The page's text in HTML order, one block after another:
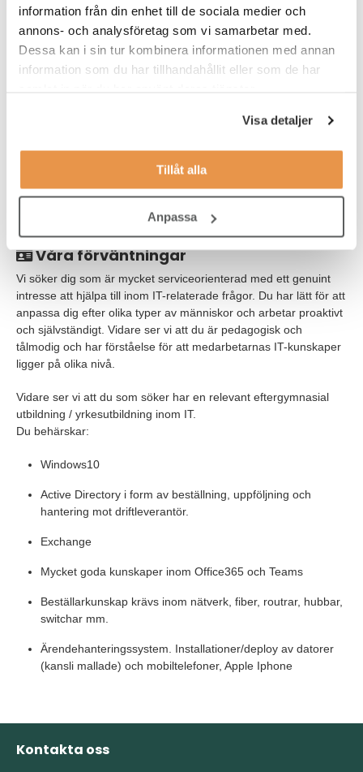
information från din enhet till de sociala medier och
annons- och analysföretag som vi samarbetar med.
Dessa kan i sin tur kombinera informationen med annan
information som du har tillhandahållit eller som de har
Visa detaljer
Tillåt alla
Anpassa
kompetenser då vi söker en konsult som brinner för service och
det personliga mötet.
Värt att veta
sammansvetsat och glatt team där det finns kompetenta
utveckla verktygen och IT-processerna löpande. Målet är att
uppmuntra medarbetarna till självhjälp genom att vara
förutseende, ta fram manualer och utbilda internt.
Våra förväntningar
Vi söker dig som är mycket serviceorienterad med ett genuint
intresse att hjälpa till inom IT-relaterade frågor. Du har lätt för att
anpassa dig efter olika typer av människor och arbetar proaktivt
och självständigt. Vidare ser vi att du är pedagogisk och
tålmodig och har förståelse för att medarbetarnas IT-kunskaper
ligger på olika nivå.
Vidare ser vi att du som söker har en relevant eftergymnasial
utbildning / yrkesutbildning inom IT.
Du behärskar:
Windows10
Active Directory i form av beställning, uppföljning och
hantering mot driftleverantör.
Exchange
Mycket goda kunskaper inom Office365 och Teams
Beställarkunskap krävs inom nätverk, fiber, routrar, hubbar,
switchar mm.
Ärendehanteringssystem. Installationer/deploy av datorer
(kansli mallade) och mobiltelefoner, Apple Iphone
Kontakta oss